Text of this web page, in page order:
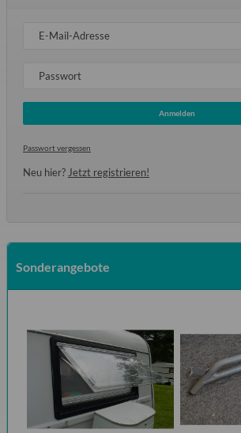
E-Mail-Adresse
Passwort
Anmelden
Passwort vergessen
Neu hier? Jetzt registrieren!
Sonderangebote